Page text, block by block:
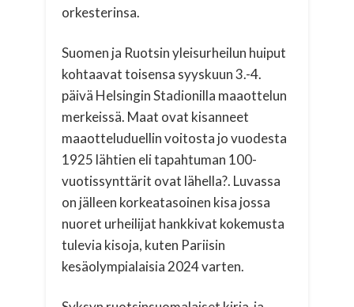
orkesterinsa.
Suomen ja Ruotsin yleisurheilun huiput
kohtaavat toisensa syyskuun 3.-4.
päivä Helsingin Stadionilla maaottelun
merkeissä. Maat ovat kisanneet
maaotteluduellin voitosta jo vuodesta
1925 lähtien eli tapahtuman 100-
vuotissynttärit ovat lähella?. Luvassa
on jälleen korkeatasoinen kisa jossa
nuoret urheilijat hankkivat kokemusta
tulevia kisoja, kuten Pariisin
kesäolympialaisia 2024 varten.